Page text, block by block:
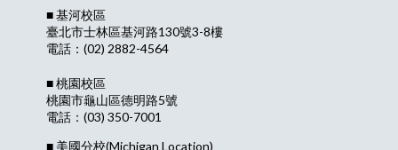
■ 基河校區
臺北市士林區基河路130號3-8樓
電話：(02) 2882-4564
■ 桃園校區
桃園市龜山區德明路5號
電話：(03) 350-7001
■ 美國分校(Michigan Location)